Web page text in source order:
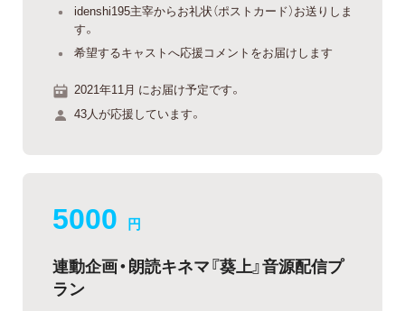
idenshi195主宰からお礼状（ポストカード）お送りしま
す。
希望するキャストへ応援コメントをお届けします
2021年11月 にお届け予定です。
43人が応援しています。
5000 円
連動企画・朗読キネマ『葵上』音源配信プ
ラン